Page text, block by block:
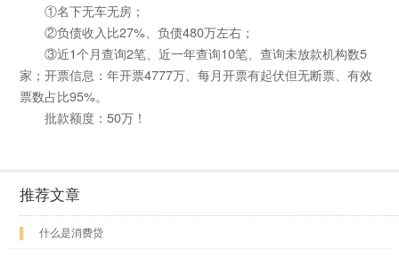
①名下无车无房；
②负债收入比27%、负债480万左右；
③近1个月查询2笔、近一年查询10笔、查询未放款机构数5
家；开票信息：年开票4777万、每月开票有起伏但无断票、有效
票数占比95%。
批款额度：50万！
推荐文章
什么是消费贷